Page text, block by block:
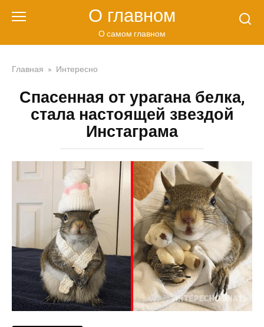
О главном
О самом главном
Главная » Интересно
Спасенная от урагана белка,
стала настоящей звездой
Инстаграма